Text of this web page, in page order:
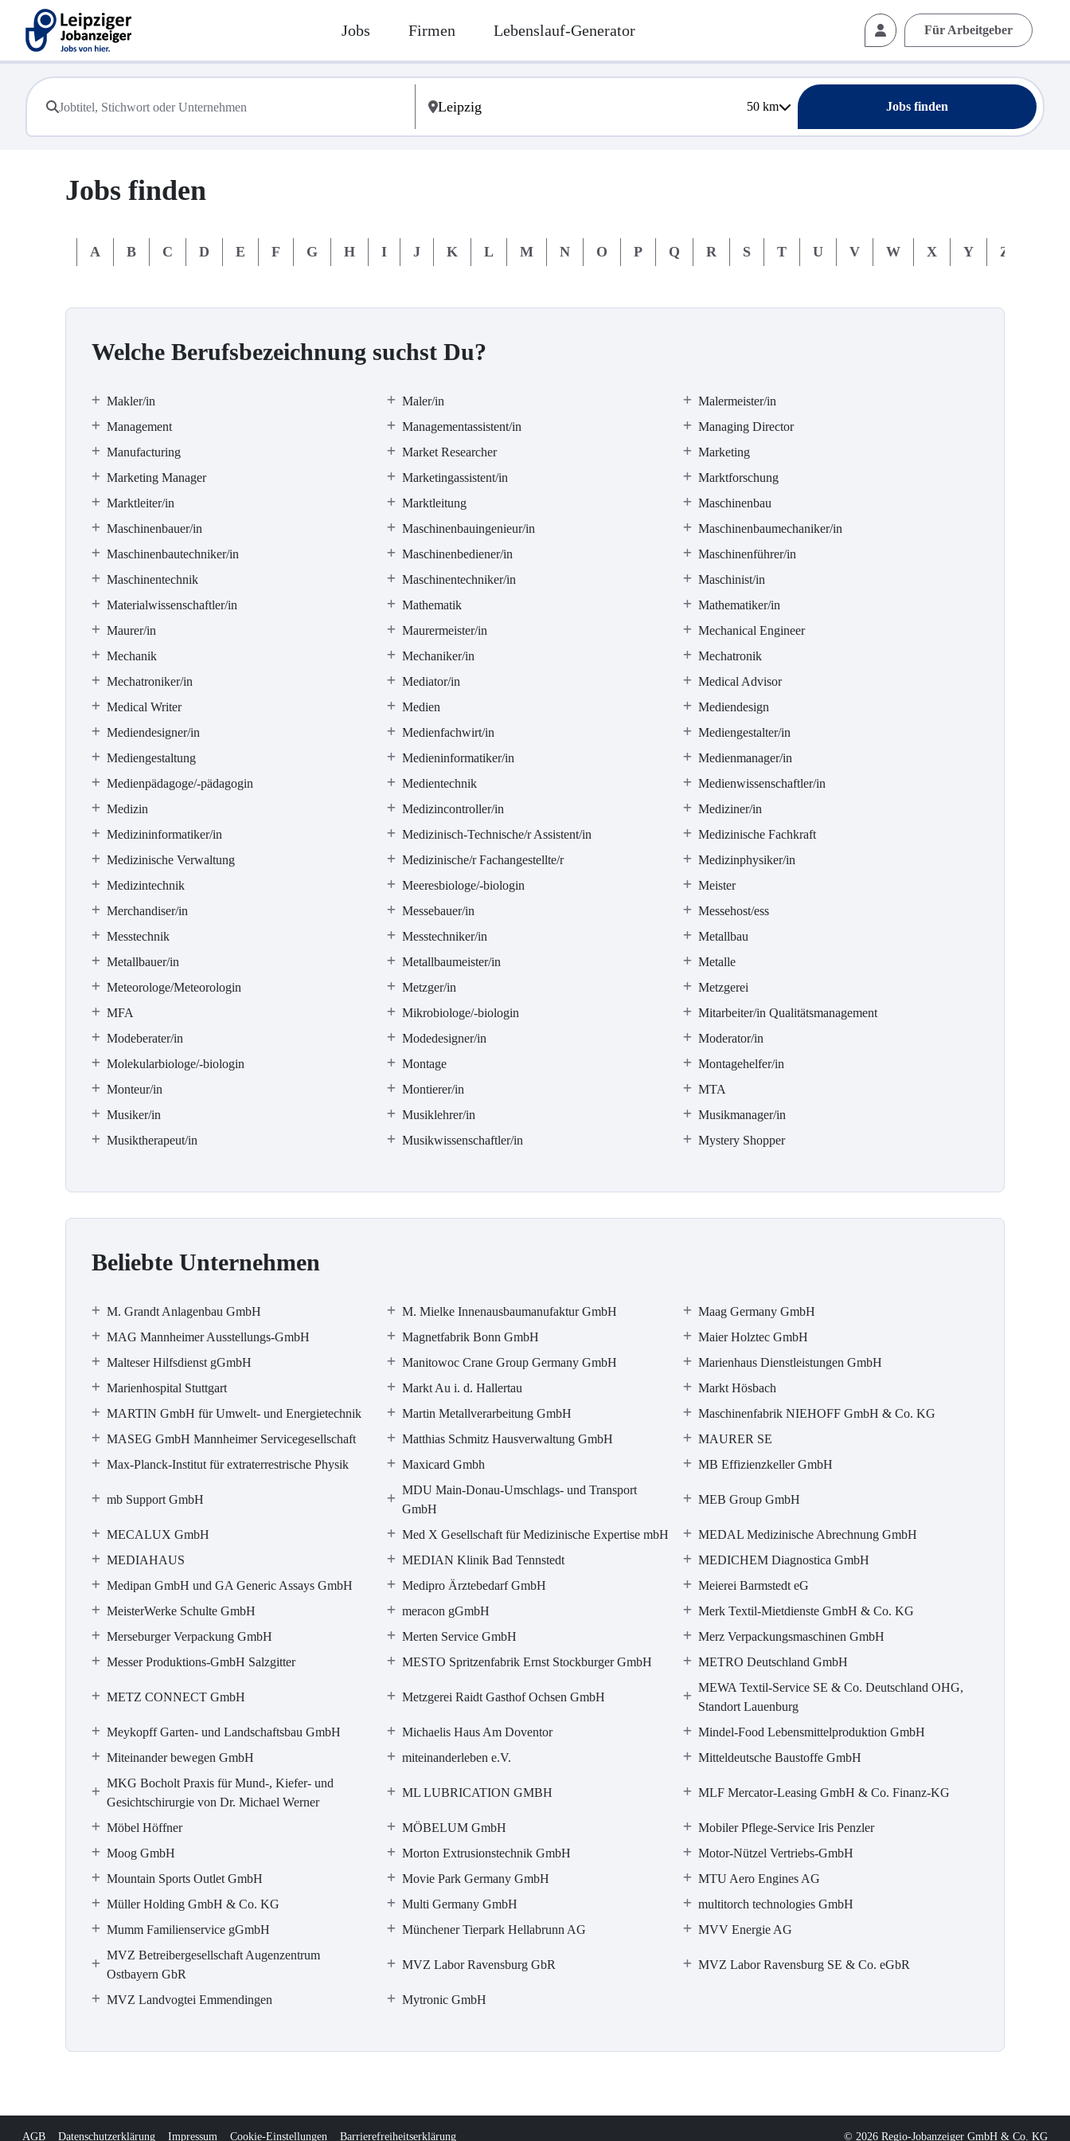
Jobs Firmen Lebenslauf-Generator Für Arbeitgeber
50km Jobs finden
Jobs finden
A B C D E F G H I J K L M N O P Q R S T U V W X Y Z
Welche Berufsbezeichnung suchst Du?
Makler/in Maler/in
Malermeister/in
Management
Managementassistent/in
Managing Director
Manufacturing
Market Researcher
Marketing
Marketing Manager
Marketingassistent/in
Marktforschung
Marktleiter/in
Marktleitung
Maschinenbau
Maschinenbauer/in
Maschinenbauingenieur/in
Maschinenbaumechaniker/in
Maschinenbautechniker/in
Maschinenbediener/in
Maschinenführer/in
Maschinentechnik
Maschinentechniker/in
Maschinist/in
Materialwissenschaftler/in
Mathematik
Mathematiker/in
Maurer/in
Maurermeister/in
Mechanical Engineer
Mechanik
Mechaniker/in
Mechatronik
Mechatroniker/in
Mediator/in
Medical Advisor
Medical Writer
Medien
Mediendesign
Mediendesigner/in
Medienfachwirt/in
Mediengestalter/in
Mediengestaltung
Medieninformatiker/in
Medienmanager/in
Medienpädagoge/-pädagogin
Medientechnik
Medienwissenschaftler/in
Medizin
Medizincontroller/in
Mediziner/in
Medizininformatiker/in
Medizinisch-Technische/r Assistent/in
Medizinische Fachkraft
Medizinische Verwaltung
Medizinische/r Fachangestellte/r
Medizinphysiker/in
Medizintechnik
Meeresbiologe/-biologin
Meister
Merchandiser/in
Messebauer/in
Messehost/ess
Messtechnik
Messtechniker/in
Metallbau
Metallbauer/in
Metallbaumeister/in
Metalle
Meteorologe/Meteorologin
Metzger/in
Metzgerei
MFA
Mikrobiologe/-biologin
Mitarbeiter/in Qualitätsmanagement
Modeberater/in
Modedesigner/in
Moderator/in
Molekularbiologe/-biologin
Montage
Montagehelfer/in
Monteur/in
Montierer/in
MTA
Musiker/in
Musiklehrer/in
Musikmanager/in
Musiktherapeut/in
Musikwissenschaftler/in Mystery Shopper
Beliebte Unternehmen
M. Grandt Anlagenbau GmbH M. Mielke Innenausbaumanufaktur GmbH
Maag Germany GmbH
MAG Mannheimer Ausstellungs-GmbH
Magnetfabrik Bonn GmbH
Maier Holztec GmbH
Malteser Hilfsdienst gGmbH
Manitowoc Crane Group Germany GmbH
Marienhaus Dienstleistungen GmbH
Marienhospital Stuttgart
Markt Au i. d. Hallertau
Markt Hösbach
MARTIN GmbH für Umwelt- und Energietechnik
Martin Metallverarbeitung GmbH
Maschinenfabrik NIEHOFF GmbH & Co. KG
MASEG GmbH Mannheimer Servicegesellschaft
Matthias Schmitz Hausverwaltung GmbH
MAURER SE
Max-Planck-Institut für extraterrestrische Physik
Maxicard Gmbh MB Effizienzkeller GmbH
mb Support GmbH
MDU Main-Donau-Umschlags- und Transport
GmbH
MEB Group GmbH
MECALUX GmbH Med X Gesellschaft für Medizinische Expertise mbH
MEDAL Medizinische Abrechnung GmbH
MEDIAHAUS
MEDIAN Klinik Bad Tennstedt
MEDICHEM Diagnostica GmbH
Medipan GmbH und GA Generic Assays GmbH
Medipro Ärztebedarf GmbH
Meierei Barmstedt eG
MeisterWerke Schulte GmbH
meracon gGmbH
Merk Textil-Mietdienste GmbH & Co. KG
Merseburger Verpackung GmbH
Merten Service GmbH
Merz Verpackungsmaschinen GmbH
Messer Produktions-GmbH Salzgitter
MESTO Spritzenfabrik Ernst Stockburger GmbH METRO Deutschland GmbH
METZ CONNECT GmbH Metzgerei Raidt Gasthof Ochsen GmbH
MEWA Textil-Service SE & Co. Deutschland OHG,
Standort Lauenburg
Meykopff Garten- und Landschaftsbau GmbH
Michaelis Haus Am Doventor
Mindel-Food Lebensmittelproduktion GmbH
Miteinander bewegen GmbH
miteinanderleben e.V.
Mitteldeutsche Baustoffe GmbH
MKG Bocholt Praxis für Mund-, Kiefer- und
Gesichtschirurgie von Dr. Michael Werner
ML LUBRICATION GMBH MLF Mercator-Leasing GmbH & Co. Finanz-KG
Möbel Höffner MÖBELUM GmbH
Mobiler Pflege-Service Iris Penzler
Moog GmbH
Morton Extrusionstechnik GmbH
Motor-Nützel Vertriebs-GmbH
Mountain Sports Outlet GmbH
Movie Park Germany GmbH
MTU Aero Engines AG
Müller Holding GmbH & Co. KG
Multi Germany GmbH
multitorch technologies GmbH
Mumm Familienservice gGmbH
Münchener Tierpark Hellabrunn AG
MVV Energie AG
MVZ Betreibergesellschaft Augenzentrum
Ostbayern GbR
MVZ Labor Ravensburg GbR MVZ Labor Ravensburg SE & Co. eGbR
MVZ Landvogtei Emmendingen Mytronic GmbH
AGB Datenschutzerklärung Impressum Cookie-Einstellungen Barrierefreiheitserklärung © 2026 Regio-Jobanzeiger GmbH & Co. KG